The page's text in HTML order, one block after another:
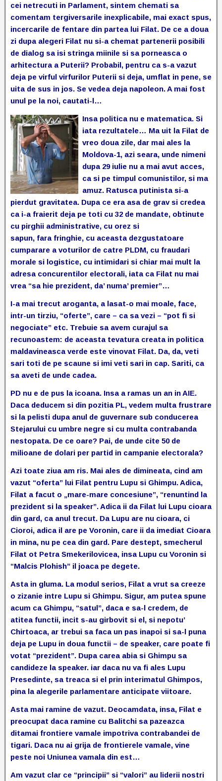
cei netrecuti in Parlament, sintem chemati sa
comentam tergiversarile inexplicabile, mai exact spus,
incercarile de fentare din partea lui Filat. De ce a doua
zi dupa alegeri Filat nu si-a chemat partenerii posibili
de dialog sa isi stringa miinile si sa porneasca o
arhitectura a Puterii? Probabil, pentru ca s-a vazut
deja pe virful virfurilor Puterii si deja, umflat in pene, se
uita de sus in jos. Se vedea deja napoleon. A mai fost
unul pe la noi, cautati-l…
Insa politica nu e matematica. Si
iata rezultatele… Ma uit la Filat de
vreo doua zile, dar mai ales la
Moldova-1, azi seara, unde nimeni
dupa 29 iulie nu a mai avut acces,
ca si pe timpul comunistilor, si ma
amuz. Ratusca putinista si-a
pierdut gravitatea. Dupa ce era asa de grav si credea
ca i-a fraierit deja pe toti cu 32 de mandate, obtinute
cu pirghii administrative, cu orez si
sapun, fara fringhie, cu aceasta dezgustatoare
cumparare a voturilor de catre PLDM, cu fraudari
morale si logistice, cu intimidari si chiar mai mult la
adresa concurentilor electorali, iata ca Filat nu mai
vrea “sa hie prezident, da’ numa’ premier”…
I-a mai trecut aroganta, a lasat-o mai moale, face,
intr-un tirziu, “oferte”, care – ca sa vezi – “pot fi si
negociate” etc. Trebuie sa avem curajul sa
recunoastem: de aceasta tevatura creata in politica
maldavineasca verde este vinovat Filat. Da, da, veti
sari toti de pe scaune si imi veti sari in cap. Sariti, ca
sa aveti de unde cadea.
PD nu e de pus la icoana. Insa a ramas un an in AIE.
Daca deducem si din pozitia PL, vedem multa frustrare
si la pelisti dupa anul de guvernare sub conducerea
Stejarului cu umbre negre si cu multa contrabanda
nestopata. De ce oare? Pai, de unde cite 50 de
milioane de dolari per partid in campanie electorala?
Azi toate ziua am ris. Mai ales de dimineata, cind am
vazut “oferta” lui Filat pentru Lupu si Ghimpu. Adica,
Filat a facut o „mare-mare concesiune”, “renuntind la
prezident si la speaker”. Adica ii da Filat lui Lupu cioara
din gard, ca anul trecut. Da Lupu are nu cioara, ci
Cioroi, adica il are pe Voronin, care ii da imediat Cioara
in mina, nu pe cea din gard. Pare destept, smecherul
Filat ot Petra Smekerilovicea, insa Lupu cu Voronin si
“Malcis Plohish” il joaca pe degete.
Asta in gluma. La modul serios, Filat a vrut sa creeze
o zizanie intre Lupu si Ghimpu. Sigur, am putea spune
acum ca Ghimpu, “satul”, daca e sa-l credem, de
atitea functii, incit s-au girbovit si el, si nepotu’
Chirtoaca, ar trebui sa faca un pas inapoi si sa-l puna
deja pe Lupu in doua functii – de speaker, care poate fi
votat “prezident”. Dupa carea abia si Ghimpu sa
candideze la speaker. iar daca nu va fi ales Lupu
Presedinte, sa treaca si el prin interimatul Ghimpos,
pina la alegerile parlamentare anticipate viitoare.
Asta mai ramine de vazut. Deocamdata, insa, Filat e
preocupat daca ramine cu Balitchi sa pazeazca
ditamai frontiere vamale impotriva contrabandei de
tigari. Daca nu ai grija de frontierele vamale, vine
peste noi Uniunea vamala din est…
Am vazut clar ce “principii” si “valori” au liderii nostri